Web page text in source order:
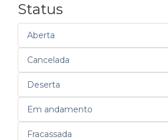
Status
Aberta
Cancelada
Deserta
Em andamento
Fracassada